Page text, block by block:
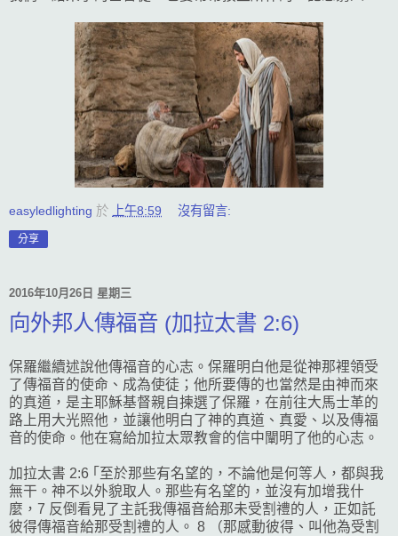
easyledlighting 於 上午8:59 沒有留言:
分享
2016年10月26日 星期三
向外邦人傳福音 (加拉太書 2:6)
保羅繼續述說他傳福音的心志。保羅明白他是從神那裡領受
了傳福音的使命、成為使徒；他所要傳的也當然是由神而來
的真道，是主耶穌基督親自揀選了保羅，在前往大馬士革的
路上用大光照他，並讓他明白了神的真道、真愛、以及傳福
音的使命。他在寫給加拉太眾教會的信中闡明了他的心志。
加拉太書 2:6 ｢至於那些有名望的，不論他是何等人，都與我
無干。神不以外貌取人。那些有名望的，並沒有加增我什
麼，7 反倒看見了主託我傳福音給那未受割禮的人，正如託
彼得傳福音給那受割禮的人。 8 （那感動彼得、叫他為受割